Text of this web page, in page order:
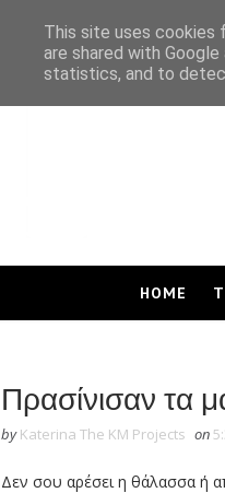
HOME
Πρασίνισαν τα
by Katerina The KM Projects on
Δεν σου αρέσει η θάλασσα ή
This site uses cookies
are shared with
statistics, and to